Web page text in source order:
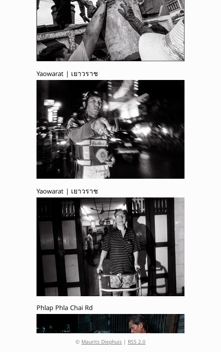
Yaowarat | เยาวราช
Yaowarat | เยาวราช
Phlap Phla Chai Rd
© Maurits Diephuis | RSS 2.0